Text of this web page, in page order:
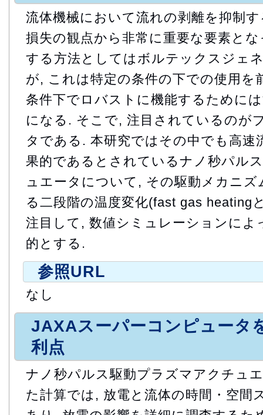
流体機械において流れの剥離を抑制
損失の観点から非常に重要な要素と
する方法としてはボルテックスジェ
が, これは特定の条件の下での使用を
条件下でロバストに機能するために
になる. そこで, 注目されているのが
タである. 本研究ではその中でも高速
果的であるとされているナノ秒パル
ュエータについて, その駆動メカニ
る二段階の温度変化(fast gas heating
注目して, 数値シミュレーションによ
的とする.
参照URL
なし
JAXAスーパーコンピュータ
利点
ナノ秒パルス駆動プラズマアクチュ
た計算では, 放電と流体の時間・空間